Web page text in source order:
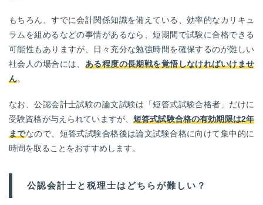
もちろん、すでに会計関係知識を備えている、効率的なカリキュ
ラムを組めるなどの事情があるなら、短期間で試験に合格できる
可能性もありますが、日々充分な勉強時間を確保するのが難しい
社会人の場合には、 ある程度の長期戦を覚悟しなければいけませ
ん。
なお、公認会計士試験の論文試験は「短答式試験合格者」だけに
受験資格が与えられていますが、短答式試験合格の有効期限は2年
までなので、短答式試験合格後は論文試験合格に向けて集中的に
時間を取ることをおすすめします。
公認会計士と税理士はどちらが難しい？